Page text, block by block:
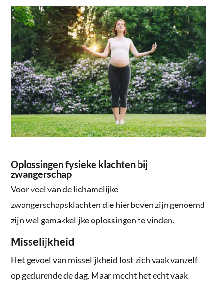
Oplossingen fysieke klachten bij
zwangerschap
Voor veel van de lichamelijke
zwangerschapsklachten die hierboven zijn genoemd
zijn wel gemakkelijke oplossingen te vinden.
Misselijkheid
Het gevoel van misselijkheid lost zich vaak vanzelf
op gedurende de dag. Maar mocht het echt vaak